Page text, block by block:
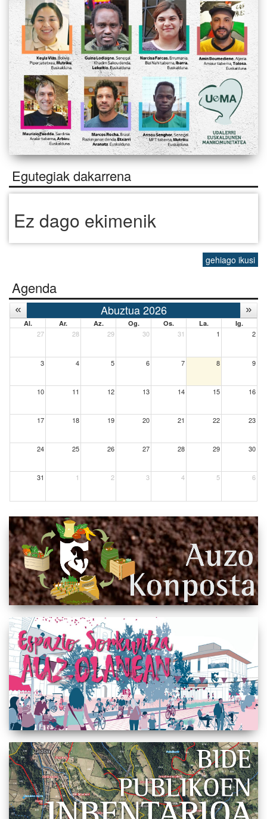
Egutegiak dakarrena
Ez dago ekimenik
gehiago ikusi
Agenda
Abuztua 2026
Al. Ar. Az. Og. Os. La. Ig.
27 28 29 30 31 1 2
3 4 5 6 7 8 9
10 11 12 13 14 15 16
17 18 19 20 21 22 23
24 25 26 27 28 29 30
31 1 2 3 4 5 6